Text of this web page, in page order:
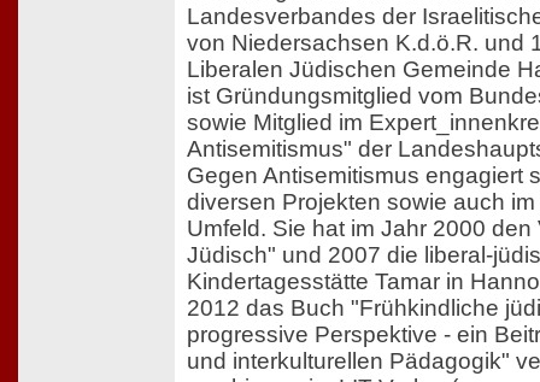
Landesverbandes der
von Niedersachsen K.d.ö.R. und
Liberalen Jüdischen Gemeinde
ist Gründungsmitglied vom
sowie Mitglied im
Antisemitismus" der
Gegen Antisemitismus engagiert
diversen Projekten sowie auch
Umfeld. Sie hat im Jahr 2000
Jüdisch" und 2007 die liberal-
Kindertagesstätte Tamar in
2012 das Buch "Frühkindliche
progressive Perspektive - ein
und interkulturellen Pädagogik"